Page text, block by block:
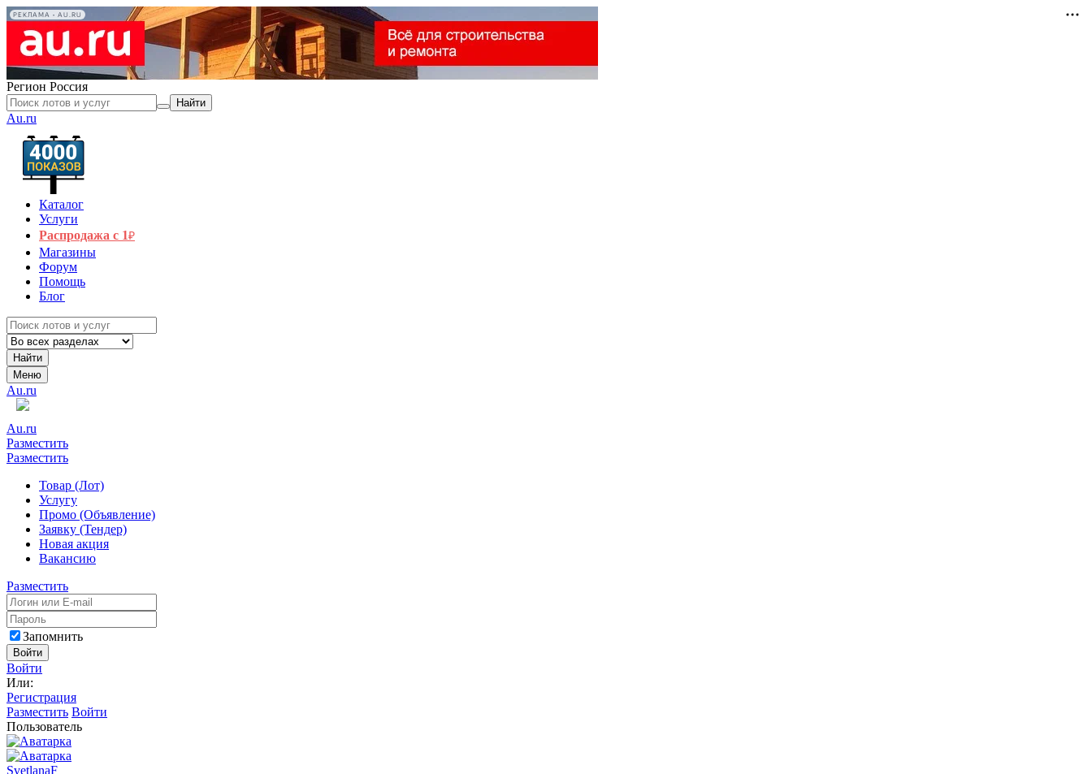
РЕКЛАМА • AU.RU
Регион Россия
Найти
Au.ru
Каталог
Услуги
Распродажа с 1₽
Магазины
Форум
Помощь
Блог
Найти
Меню
Au.ru
Au.ru
Разместить
Разместить
Товар (Лот)
Услугу
Промо (Объявление)
Заявку (Тендер)
Новая акция
Вакансию
Разместить
Запомнить
Войти
Войти
Или:
Регистрация
Разместить Войти
Пользователь
SvetlanaF